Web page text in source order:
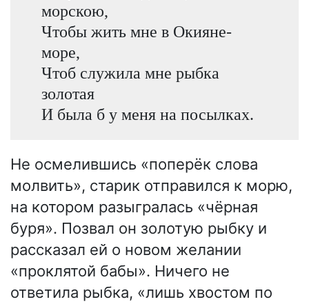
морскою,
Чтобы жить мне в Окияне-
море,
Чтоб служила мне рыбка
золотая
И была б у меня на посылках.
Не осмелившись «поперёк слова
молвить», старик отправился к морю,
на котором разыгралась «чёрная
буря». Позвал он золотую рыбку и
рассказал ей о новом желании
«проклятой бабы». Ничего не
ответила рыбка, «лишь хвостом по